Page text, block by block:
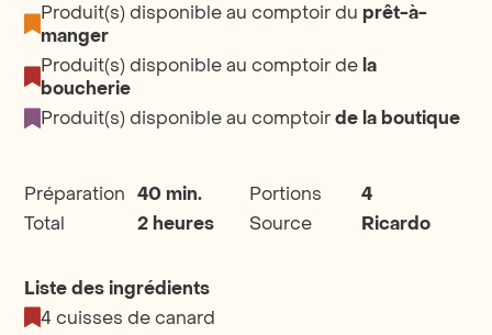
Produit(s) disponible au comptoir du prêt-à-
manger
Produit(s) disponible au comptoir de la
boucherie
Produit(s) disponible au comptoirde la boutique
Préparation 40 min. Portions
4
Total
2 heures Source Ricardo
Liste des ingrédients
4 cuisses de canard